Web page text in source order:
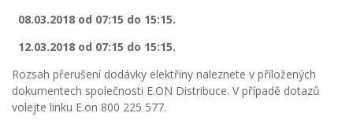
08.03.2018 od 07:15 do 15:15.
12.03.2018 od 07:15 do 15:15.
Rozsah přerušení dodávky elektřiny naleznete v příložených
dokumentech společnosti E.ON Distribuce. V případě dotazů
volejte linku E.on 800 225 577.